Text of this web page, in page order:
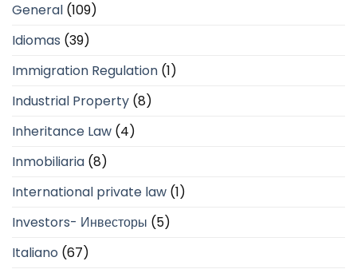
General (109)
Idiomas (39)
Immigration Regulation (1)
Industrial Property (8)
Inheritance Law (4)
Inmobiliaria (8)
International private law (1)
Investors- Инвесторы (5)
Italiano (67)